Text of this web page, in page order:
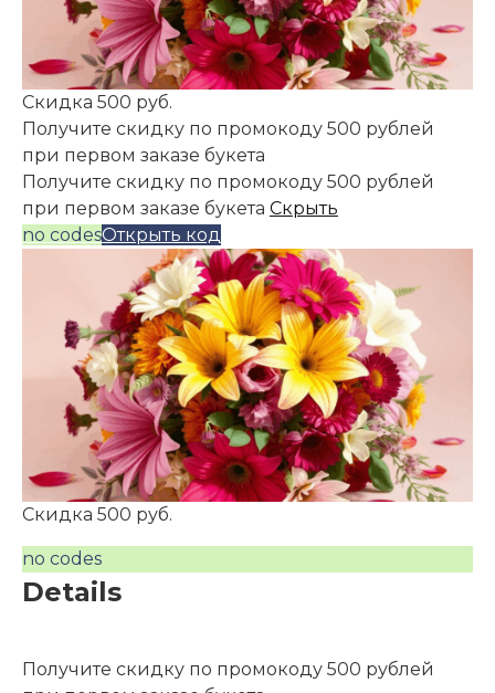
Скидка 500 руб.
Получите скидку по промокоду 500 рублей
при первом заказе букета
Получите скидку по промокоду 500 рублей
при первом заказе букета Скрыть
no codesОткрыть код
Скидка 500 руб.
no codes
Details
Получите скидку по промокоду 500 рублей